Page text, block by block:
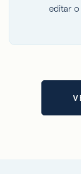
editar o